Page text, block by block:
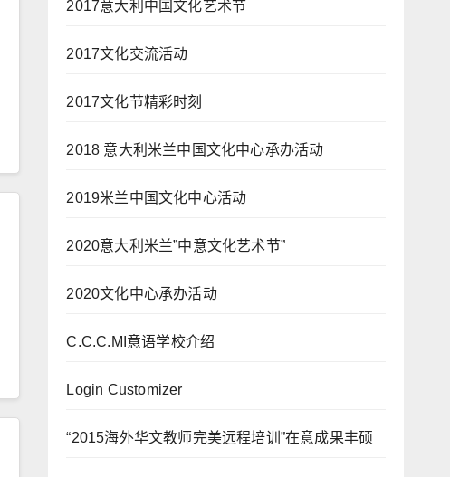
2017意大利中国文化艺术节
2017文化交流活动
2017文化节精彩时刻
2018 意大利米兰中国文化中心承办活动
2019米兰中国文化中心活动
2020意大利米兰”中意文化艺术节”
2020文化中心承办活动
C.C.C.MI意语学校介绍
Login Customizer
“2015海外华文教师完美远程培训”在意成果丰硕